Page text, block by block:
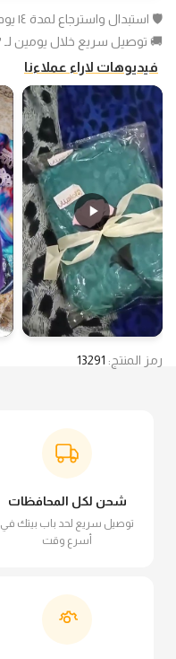
🛡️ استبدال واسترجاع لمدة ١٤ يوم
🚚 توصيل سريع خلال يومين لـ ٣ ايام عمل
فيديوهات لاراء عملاءنا
رمز المنتج: 13291
شحن لكل المحافظات
توصيل سريع لحد باب بيتك في
أسرع وقت